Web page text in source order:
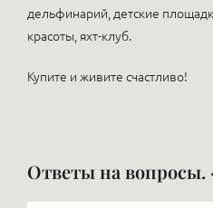
дельфинарий, детские
красоты, яхт-клуб.
Купите и живите счастливо!
Ответы на